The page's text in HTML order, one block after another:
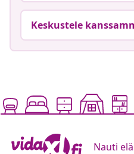
Keskustele
Nauti